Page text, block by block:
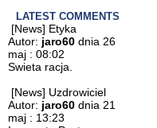
LATEST COMMENTS
[News] Etyka
Autor: jaro60 dnia 26
maj : 08:02
Swieta racja.
[News] Uzdrowiciel
Autor: jaro60 dnia 21
maj : 13:23